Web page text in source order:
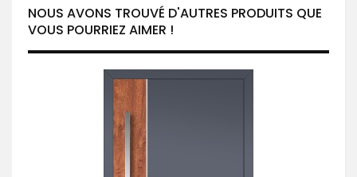
NOUS AVONS TROUVÉ D'AUTRES PRODUITS QUE
VOUS POURRIEZ AIMER !